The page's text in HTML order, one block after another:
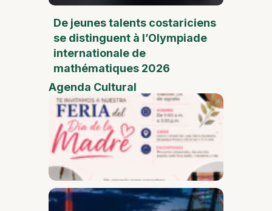
De jeunes talents costariciens
se distinguent à l’Olympiade
internationale de
mathématiques 2026
Agenda Cultural